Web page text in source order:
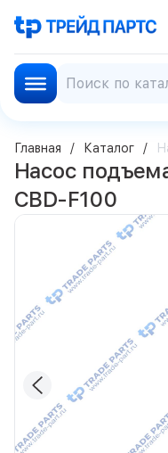
Главная Каталог
Насос
CBD-F100